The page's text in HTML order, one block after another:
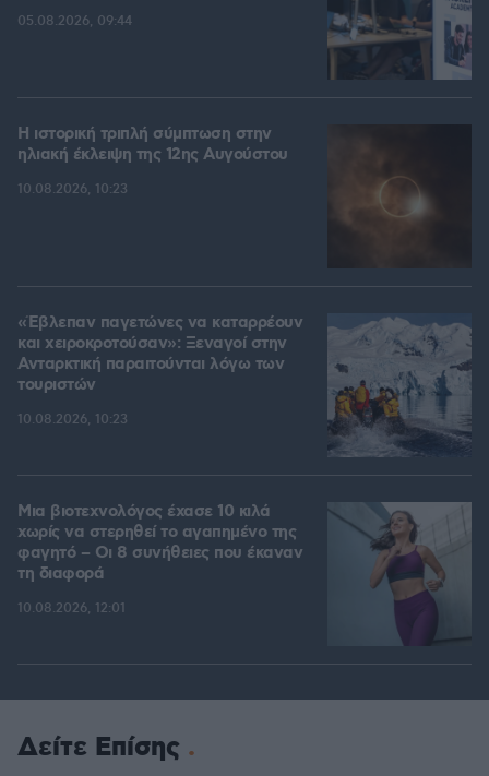
05.08.2026, 09:44
Η ιστορική τριπλή σύμπτωση στην
ηλιακή έκλειψη της 12ης Αυγούστου
10.08.2026, 10:23
«Έβλεπαν παγετώνες να καταρρέουν
και χειροκροτούσαν»: Ξεναγοί στην
Ανταρκτική παραιτούνται λόγω των
τουριστών
10.08.2026, 10:23
Μια βιοτεχνολόγος έχασε 10 κιλά
χωρίς να στερηθεί το αγαπημένο της
φαγητό – Οι 8 συνήθειες που έκαναν
τη διαφορά
10.08.2026, 12:01
Δείτε Επίσης